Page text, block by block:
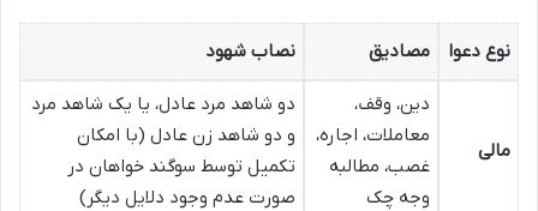
نوع دعوا مصادیق نصاب شهود
مالی
دین، وقف،
معاملات، اجاره،
غصب، مطالبه
وجه چک
دو شاهد مرد عادل، یا یک شاهد مرد
و دو شاهد زن عادل (با امکان
تکمیل توسط سوگند خواهان در
صورت عدم وجود دلایل دیگر)